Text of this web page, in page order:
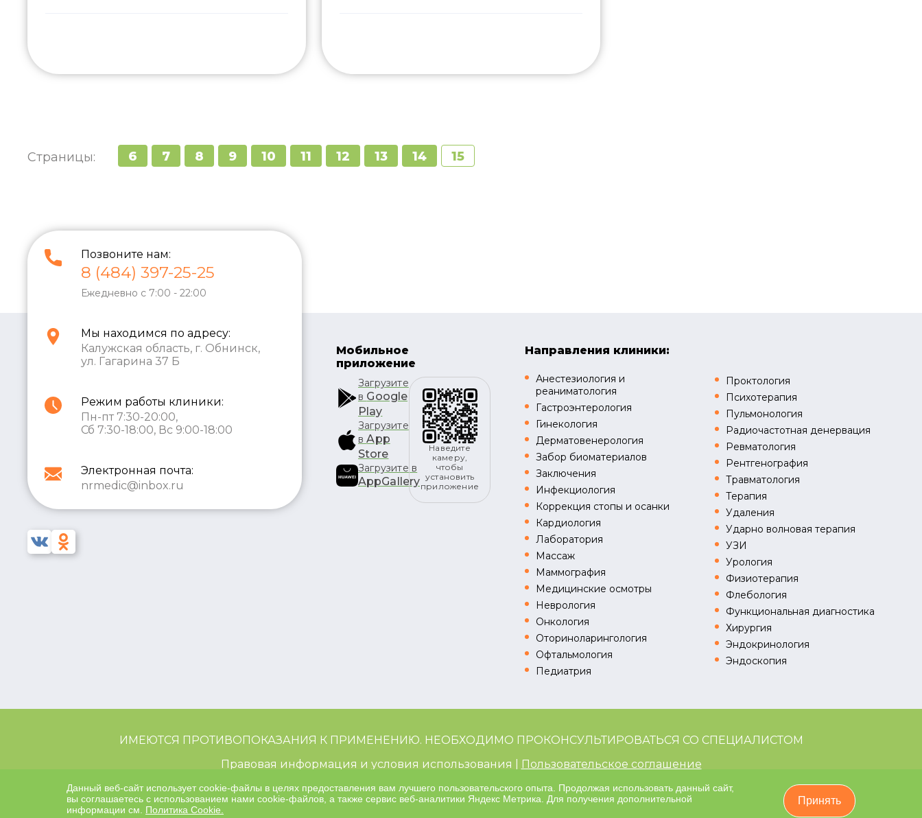
Страницы: 6 7 8 9 10 11 12 13 14 15
Позвоните нам:
8 (484) 397-25-25
Ежедневно с 7:00 - 22:00
Мы находимся по адресу:
Калужская область, г. Обнинск,
ул. Гагарина 37 Б
Режим работы клиники:
Пн-пт 7:30-20:00,
Сб 7:30-18:00, Вс 9:00-18:00
Электронная почта:
nrmedic@inbox.ru
Мобильное
приложение
Загрузите
в Google
Play
Загрузите
вApp
Store
Загрузите в
AppGallery
Наведите
камеру,
чтобы
установить
приложение
Направления клиники:
Анестезиология и
реаниматология
Гастроэнтерология
Гинекология
Дерматовенерология
Забор биоматериалов
Заключения
Инфекциология
Коррекция стопы и осанки
Кардиология
Лаборатория
Массаж
Маммография
Медицинские осмотры
Неврология
Онкология
Оториноларингология
Офтальмология
Педиатрия
Проктология
Психотерапия
Пульмонология
Радиочастотная денервация
Ревматология
Рентгенография
Травматология
Терапия
Удаления
Ударно волновая терапия
УЗИ
Урология
Физиотерапия
Флебология
Функциональная диагностика
Хирургия
Эндокринология
Эндоскопия
ИМЕЮТСЯ ПРОТИВОПОКАЗАНИЯ К ПРИМЕНЕНИЮ. НЕОБХОДИМО ПРОКОНСУЛЬТИРОВАТЬСЯ СО СПЕЦИАЛИСТОМ
Правовая информация и условия использования | Пользовательское соглашение
Kproject
Данный веб-сайт использует cookie-файлы в целях предоставления вам лучшего пользовательского опыта. Продолжая использовать данный сайт,
вы соглашаетесь с использованием нами cookie-файлов, а также сервис веб-аналитики Яндекс Метрика. Для получения дополнительной
информации см. Политика Cookie.
Принять